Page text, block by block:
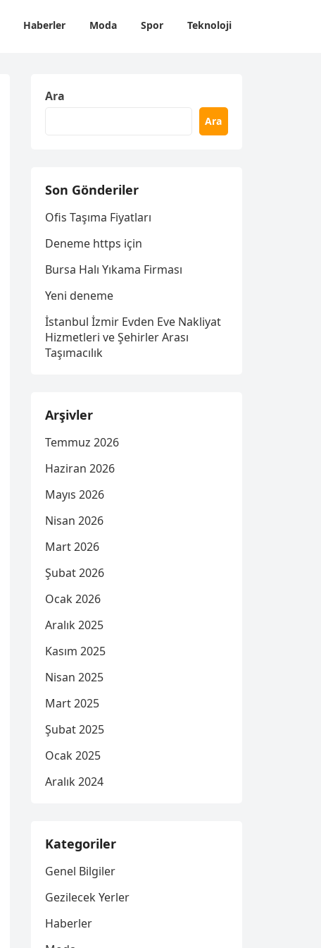
Haberler Moda Spor Teknoloji
Ara
Ara
Son Gönderiler
Ofis Taşıma Fiyatları
Deneme https için
Bursa Halı Yıkama Firması
Yeni deneme
İstanbul İzmir Evden Eve Nakliyat
Hizmetleri ve Şehirler Arası
Taşımacılık
Arşivler
Temmuz 2026
Haziran 2026
Mayıs 2026
Nisan 2026
Mart 2026
Şubat 2026
Ocak 2026
Aralık 2025
Kasım 2025
Nisan 2025
Mart 2025
Şubat 2025
Ocak 2025
Aralık 2024
Kategoriler
Genel Bilgiler
Gezilecek Yerler
Haberler